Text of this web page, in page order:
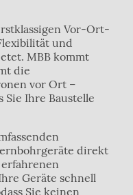
Vor-Ort-
und
MBB kommt
die
vor Ort –
Sie Ihre Baustelle
direkt
Geräte schnell
Sie keinen